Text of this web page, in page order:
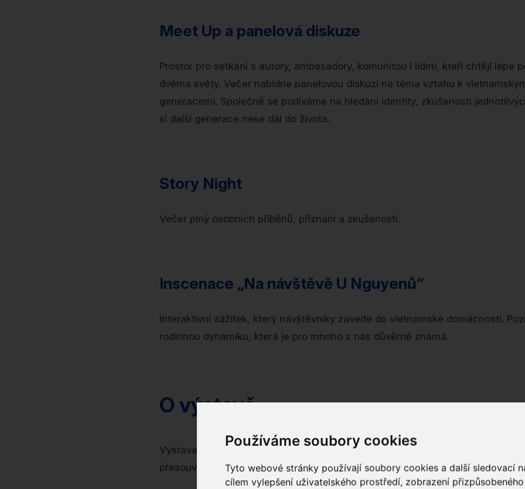
Používáme soubory cookies
Tyto webové stránky používají soubory cookies a další sledovací
cílem vylepšení uživatelského prostředí, zobrazení
Meet Up a panelová diskuze
Prostor pro setkání s autory, ambasadory, komunitou i lidmi, kteří chtějí lépe
dvěma světy. Večer nabídne panelovou diskuzi na téma vztahu k
generacemi. Společně se podíváme na hledání identity, zkušenosti
si další generace nese dál do života.
Story Night
Večer plný osobních příběhů, přiznání a zkušeností.
Inscenace „Na návštěvě U Nguyenů“
Interaktivní zážitek, který návštěvníky zavede do vietnamské domácnosti.
rodinnou dynamiku, která je pro mnoho z nás důvěrně známá.
O výstavě
Výstava vznikla jako kulturní most mezi Českem a Vietnamem. Po své
přesouvá do Prahy, kde mnoho těchto příběhů začalo.